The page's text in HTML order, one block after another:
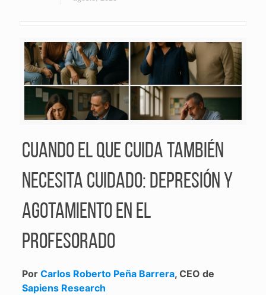
CUANDO EL QUE CUIDA TAMBIÉN
NECESITA CUIDADO: DEPRESIÓN Y
AGOTAMIENTO EN EL
PROFESORADO
Por Carlos Roberto Peña Barrera, CEO de
Sapiens Research